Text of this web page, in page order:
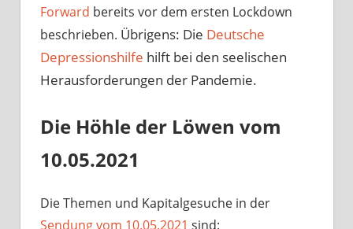
Forward bereits vor dem ersten Lockdown
beschrieben. Übrigens: Die Deutsche
Depressionshilfe hilft bei den seelischen
Herausforderungen der Pandemie.
Die Höhle der Löwen vom
10.05.2021
Die Themen und Kapitalgesuche in der
Sendung vom 10.05.2021 sind: